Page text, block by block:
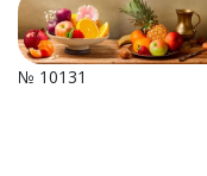
№ 10131